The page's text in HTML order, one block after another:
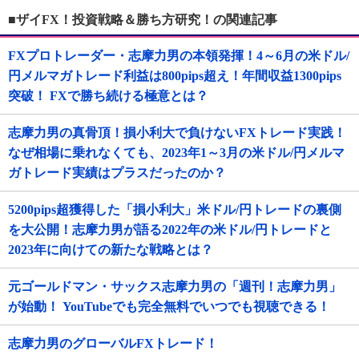
■ザイFX！投資戦略＆勝ち方研究！の関連記事
FXプロトレーダー・志摩力男の本領発揮！4～6月の米ドル/
円メルマガトレード利益は800pips超え！年間収益1300pips
突破！ FXで勝ち続ける極意とは？
志摩力男の真骨頂！損小利大で負けないFXトレード実践！
なぜ相場に乗れなくても、2023年1～3月の米ドル/円メルマ
ガトレード実績はプラスだったのか？
5200pips超獲得した「損小利大」米ドル/円トレードの裏側
を大公開！志摩力男が語る2022年の米ドル/円トレードと
2023年に向けての新たな戦略とは？
元ゴールドマン・サックス志摩力男の「週刊！志摩力男」
が始動！ YouTubeでも完全無料でいつでも視聴できる！
志摩力男のグローバルFXトレード！